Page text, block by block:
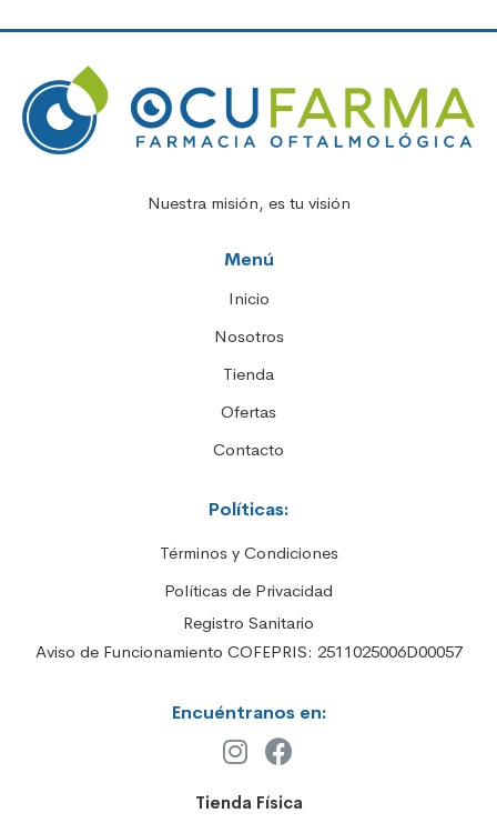
Nuestra misión, es tu visión
Menú
Inicio
Nosotros
Tienda
Ofertas
Contacto
Políticas:
Términos y Condiciones
Políticas de Privacidad
Registro Sanitario
Aviso de Funcionamiento COFEPRIS: 2511025006D00057
Encuéntranos en:
Tienda Física